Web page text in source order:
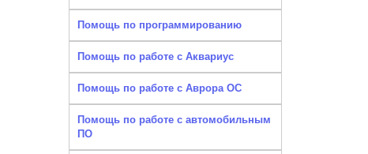
Помощь по программированию
Помощь по работе с Аквариус
Помощь по работе с Аврора ОС
Помощь по работе с автомобильным
ПО